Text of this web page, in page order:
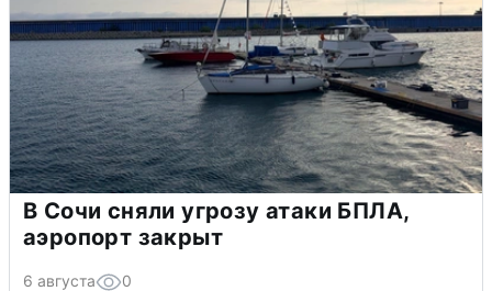
В Сочи сняли угрозу атаки БПЛА,
аэропорт закрыт
6 августа 0